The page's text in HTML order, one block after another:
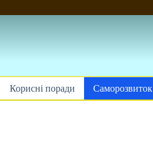
Корисні поради Саморозвиток